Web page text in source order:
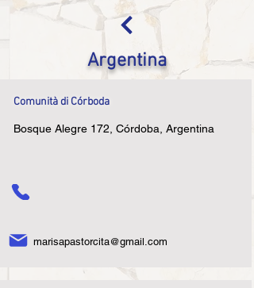
Argentina
Comunità di Córboda
Bosque Alegre 172, Córdoba, Argentina
marisapastorcita@gmail.com